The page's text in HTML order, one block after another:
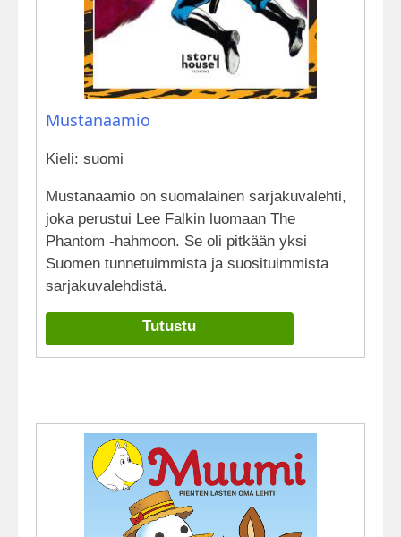
Mustanaamio
Kieli: suomi
Mustanaamio on suomalainen sarjakuvalehti,
joka perustui Lee Falkin luomaan The
Phantom -hahmoon. Se oli pitkään yksi
Suomen tunnetuimmista ja suosituimmista
sarjakuvalehdistä.
Tutustu